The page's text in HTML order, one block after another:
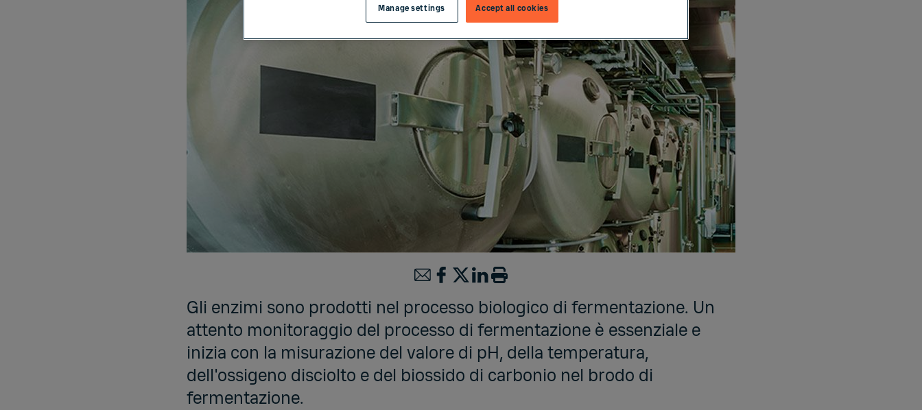
Gli enzimi sono prodotti nel processo biologico di fermentazione. Un
attento monitoraggio del processo di fermentazione è essenziale e
inizia con la misurazione del valore di pH, della temperatura,
dell'ossigeno disciolto e del biossido di carbonio nel brodo di
fermentazione.
Accept all cookies
Manage settings